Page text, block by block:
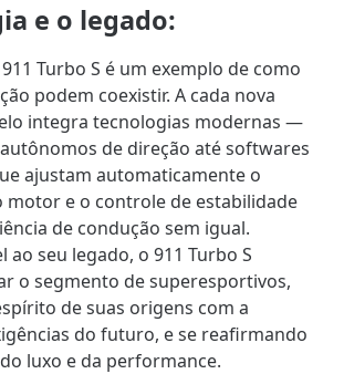
e o legado:
Turbo S é um exemplo de como
podem coexistir. A cada nova
integra tecnologias modernas —
de direção até softwares
ajustam automaticamente o
motor e o controle de estabilidade
de condução sem igual.
ao seu legado, o 911 Turbo S
o segmento de superesportivos,
de suas origens com a
do futuro, e se reafirmando
luxo e da performance.